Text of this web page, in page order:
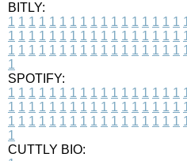
BITLY:
1 1 1 1 1 1 1 1 1 1 1 1 1 1 1 1 1
1 1 1 1 1 1 1 1 1 1 1 1 1 1 1 1 1
1 1 1 1 1 1 1 1 1 1 1 1 1 1 1 1 1
1
SPOTIFY:
1 1 1 1 1 1 1 1 1 1 1 1 1 1 1 1 1
1 1 1 1 1 1 1 1 1 1 1 1 1 1 1 1 1
1 1 1 1 1 1 1 1 1 1 1 1 1 1 1 1 1
1
CUTTLY BIO: